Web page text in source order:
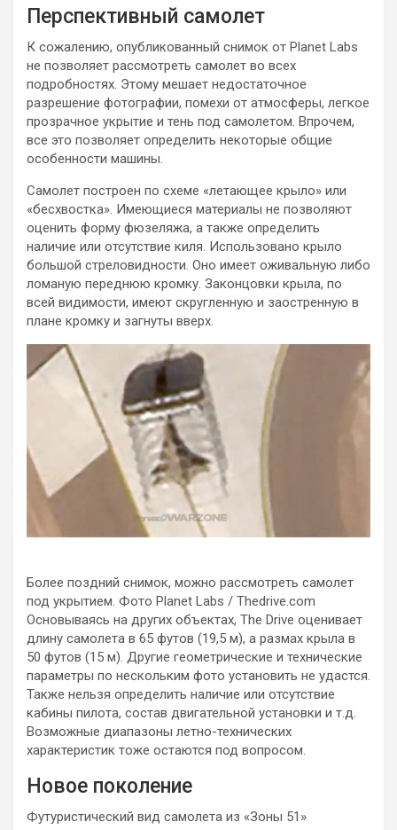
Перспективный самолет
К сожалению, опубликованный снимок от Planet Labs
не позволяет рассмотреть самолет во всех
подробностях. Этому мешает недостаточное
разрешение фотографии, помехи от атмосферы, легкое
прозрачное укрытие и тень под самолетом. Впрочем,
все это позволяет определить некоторые общие
особенности машины.
Самолет построен по схеме «летающее крыло» или
«бесхвостка». Имеющиеся материалы не позволяют
оценить форму фюзеляжа, а также определить
наличие или отсутствие киля. Использовано крыло
большой стреловидности. Оно имеет оживальную либо
ломаную переднюю кромку. Законцовки крыла, по
всей видимости, имеют скругленную и заостренную в
плане кромку и загнуты вверх.
Более поздний снимок, можно рассмотреть самолет
под укрытием. Фото Planet Labs / Thedrive.com
Основываясь на других объектах, The Drive оценивает
длину самолета в 65 футов (19,5 м), а размах крыла в
50 футов (15 м). Другие геометрические и технические
параметры по нескольким фото установить не удастся.
Также нельзя определить наличие или отсутствие
кабины пилота, состав двигательной установки и т.д.
Возможные диапазоны летно-технических
характеристик тоже остаются под вопросом.
Новое поколение
Футуристический вид самолета из «Зоны 51»